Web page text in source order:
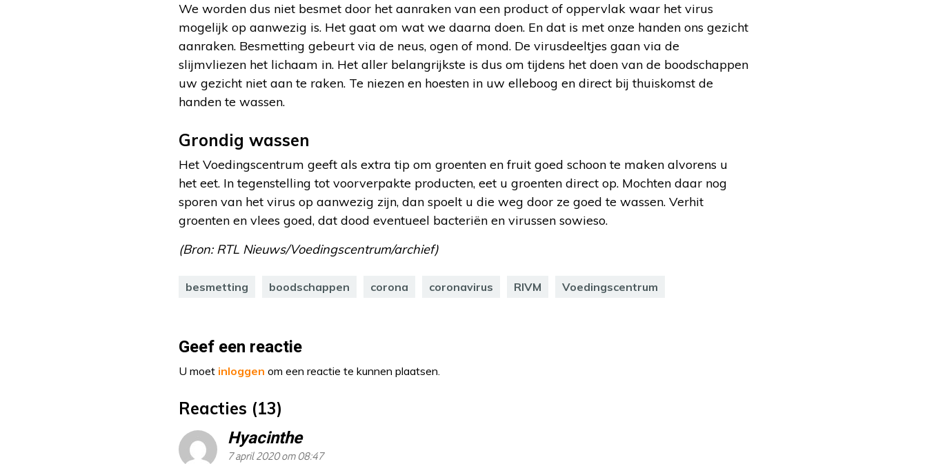
We worden dus niet besmet door het aanraken van een product of oppervlak waar het virus
mogelijk op aanwezig is. Het gaat om wat we daarna doen. En dat is met onze handen ons gezicht
aanraken. Besmetting gebeurt via de neus, ogen of mond. De virusdeeltjes gaan via de
slijmvliezen het lichaam in. Het aller belangrijkste is dus om tijdens het doen van de boodschappen
uw gezicht niet aan te raken. Te niezen en hoesten in uw elleboog en direct bij thuiskomst de
handen te wassen.
Grondig wassen
Het Voedingscentrum geeft als extra tip om groenten en fruit goed schoon te maken alvorens u
het eet. In tegenstelling tot voorverpakte producten, eet u groenten direct op. Mochten daar nog
sporen van het virus op aanwezig zijn, dan spoelt u die weg door ze goed te wassen. Verhit
groenten en vlees goed, dat dood eventueel bacteriën en virussen sowieso.
(Bron: RTL Nieuws/Voedingscentrum/archief)
besmetting boodschappen corona coronavirus RIVM Voedingscentrum
Geef een reactie
U moet inloggen om een reactie te kunnen plaatsen.
Reacties (13)
Hyacinthe
7 april 2020 om 08:47